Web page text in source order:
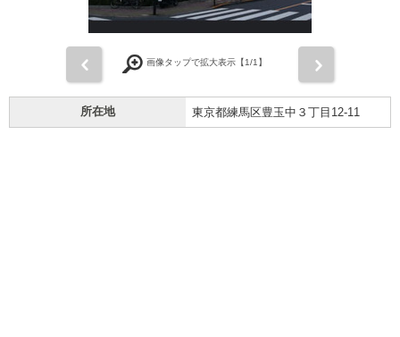
画像タップで拡大表示【1/1】
所在地 東京都練馬区豊玉中３丁目12-11